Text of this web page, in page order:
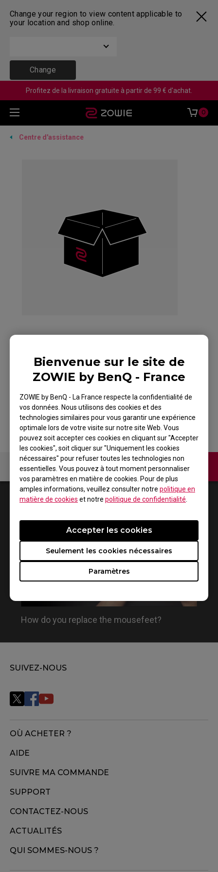
Change your region to view content applicable to
your location and shop online.
Change
Bienvenue sur le site de
ZOWIE by BenQ - France
ZOWIE by BenQ - La France respecte la confidentialité de
vos données. Nous utilisons des cookies et des
technologies similaires pour vous garantir une expérience
optimale lors de votre visite sur notre site Web. Vous
pouvez soit accepter ces cookies en cliquant sur "Accepter
les cookies", soit cliquer sur "Uniquement les cookies
nécessaires" pour refuser toutes les technologies non
essentielles. Vous pouvez à tout moment personnaliser
vos paramètres en matière de cookies. Pour de plus
amples informations, veuillez consulter notre politique en
matière de cookies et notre politique de confidentialité
Paramètres
Seulement les cookies nécessaires
Accepter les cookies
Profitez de la livraison gratuite à partir de 99 € d'achat.
0
Centre d'assistance
ZOWIE EC1 Mouse
For esports TYLOO
Edition Red
Contactez-nous
1 Résultats Default
How do you replace the mousefeet?
SUIVEZ-NOUS
OÙ ACHETER ?
AIDE
SUIVRE MA COMMANDE
SUPPORT
CONTACTEZ-NOUS
ACTUALITÉS
QUI SOMMES-NOUS ?